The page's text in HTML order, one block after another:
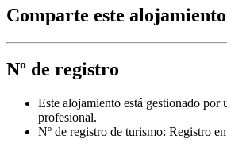
Comparte este alojamiento
Nº de registro
Este alojamiento está gestionado por
profesional.
Nº de registro de turismo: Registro